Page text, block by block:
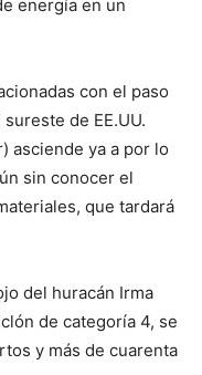
energía en un
con el paso
de EE.UU.
asciende ya a por lo
sin conocer el
que tardará
del huracán Irma
de categoría 4, se
y más de cuarenta